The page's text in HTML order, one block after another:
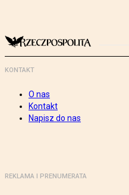
KONTAKT
O nas
Kontakt
Napisz do nas
REKLAMA I PRENUMERATA